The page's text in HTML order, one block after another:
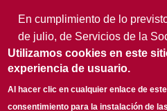
En cumplimiento de lo
de julio, de Servicios de la
de Comercio Electrónico, así
legal aplicación, se pone
usuarios de este portal de la
siguientes datos de
Utilizamos cookies en este
experiencia de usuario.
Al hacer clic en cualquier enlace de
consentimiento para la instalación de